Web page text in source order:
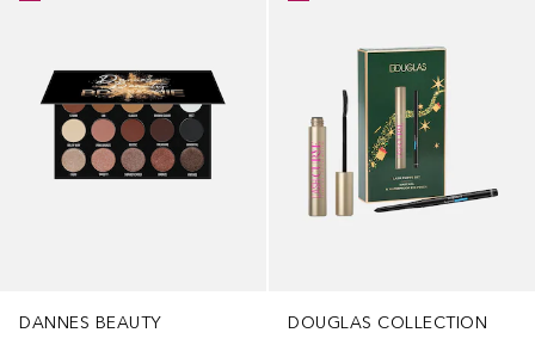
DANNES BEAUTY
DOUGLAS COLLECTION